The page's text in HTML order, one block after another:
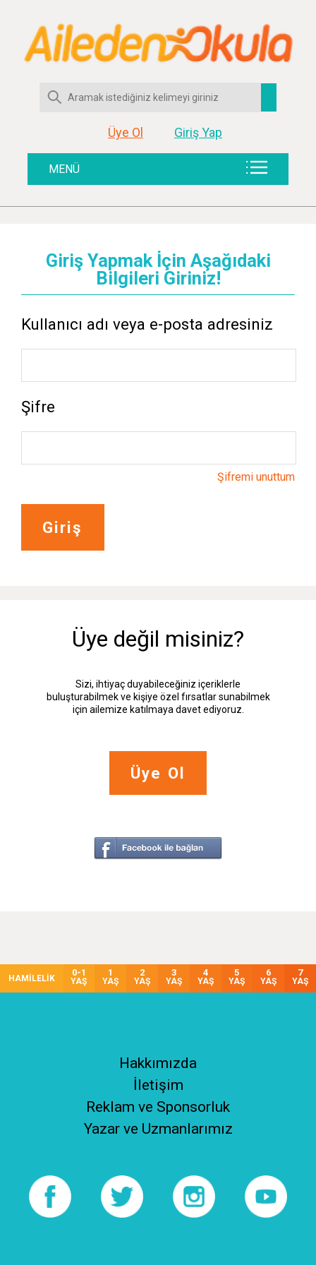
Üye Ol Giriş Yap
MENÜ
Giriş Yapmak İçin Aşağıdaki
Bilgileri Giriniz!
Kullanıcı adı veya e-posta adresiniz
Şifre
Şifremi unuttum
Giriş
Üye değil misiniz?
Sizi, ihtiyaç duyabileceğiniz içeriklerle
buluşturabilmek ve kişiye özel fırsatlar sunabilmek
için ailemize katılmaya davet ediyoruz.
Üye Ol
HAMİLELİK
0-1
YAŞ
1
YAŞ
2
YAŞ
3
YAŞ
4
YAŞ
5
YAŞ
6
YAŞ
7
YAŞ
Hakkımızda
İletişim
Reklam ve Sponsorluk
Yazar ve Uzmanlarımız